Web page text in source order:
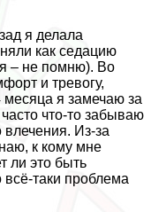
я делала
как седацию
– не помню). Во
и тревогу,
месяца я замечаю за
что-то забываю
Из-за
к кому мне
ли это быть
всё-таки проблема